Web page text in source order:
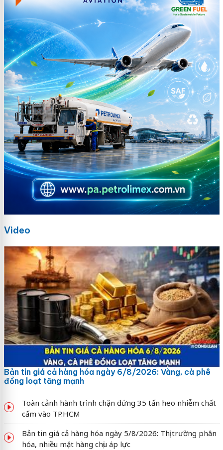
Video
Bản tin giá cả hàng hóa ngày 6/8/2026: Vàng, cà phê
đồng loạt tăng mạnh
Toàn cảnh hành trình chặn đứng 35 tấn heo nhiễm chất
cấm vào TP.HCM
Bản tin giá cả hàng hóa ngày 5/8/2026: Thị trường phân
hóa, nhiều mặt hàng chịu áp lực